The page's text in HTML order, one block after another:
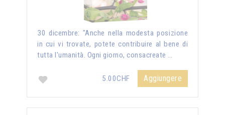
30 dicembre: "Anche nella modesta posizione
in cui vi trovate, potete contribuire al bene di
tutta l'umanità. Ogni giorno, consacreate …
5.00CHF Aggiungere